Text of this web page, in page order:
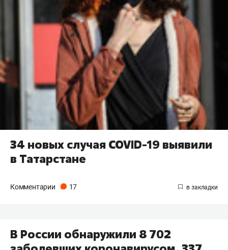
34 новых случая COVID-19 выявили
в Татарстане
Комментарии 17
В России обнаружили 8 702